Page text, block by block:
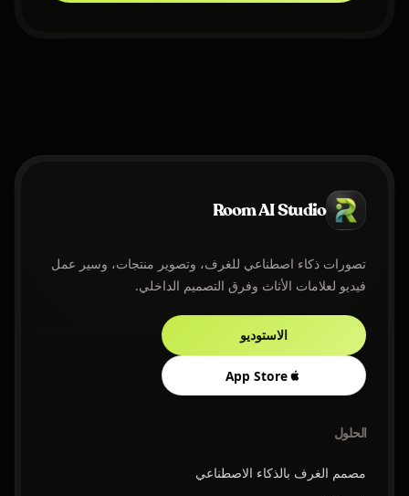
Room AI Studio
تصورات ذكاء اصطناعي للغرف، وتصوير منتجات، وسير عمل
فيديو لعلامات الأثاث وفرق التصميم الداخلي.
الاستوديو
App Store
الحلول
مصمم الغرف بالذكاء الاصطناعي